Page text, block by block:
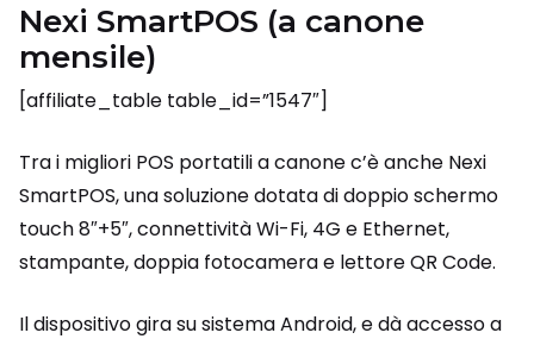
Nexi SmartPOS (a canone
mensile)
[affiliate_table table_id=”1547″]
Tra i migliori POS portatili a canone c’è anche Nexi
SmartPOS, una soluzione dotata di doppio schermo
touch 8″+5″, connettività Wi-Fi, 4G e Ethernet,
stampante, doppia fotocamera e lettore QR Code.
Il dispositivo gira su sistema Android, e dà accesso a